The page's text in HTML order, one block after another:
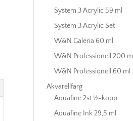
System 3 Acrylic 59 ml
System 3 Acrylic Set
W&N Galeria 60 ml
W&N Professionell 200 ml
W&N Professionell 60 ml
Akvarellfärg
Aquafine 2st ½-kopp
Aquafine Ink 29,5 ml